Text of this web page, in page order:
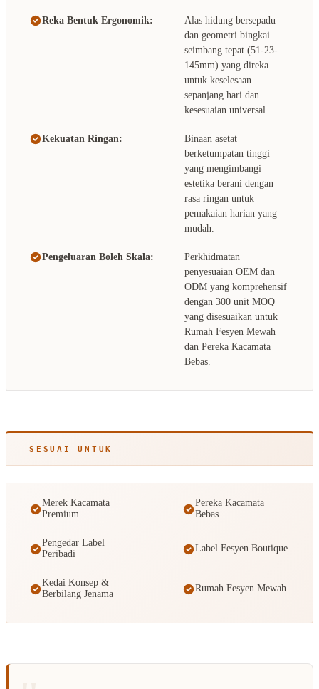
Reka Bentuk Ergonomik:
Alas hidung bersepadu
dan geometri bingkai
seimbang tepat (51-23-
145mm) yang direka
untuk keselesaan
sepanjang hari dan
kesesuaian universal.
Kekuatan Ringan:
Binaan asetat
berketumpatan tinggi
yang mengimbangi
estetika berani dengan
rasa ringan untuk
pemakaian harian yang
mudah.
Pengeluaran Boleh Skala:
Perkhidmatan
penyesuaian OEM dan
ODM yang komprehensif
dengan 300 unit MOQ
yang disesuaikan untuk
Rumah Fesyen Mewah
dan Pereka Kacamata
Bebas.
SESUAI UNTUK
Merek Kacamata
Premium
Pereka Kacamata
Bebas
Pengedar Label
Peribadi
Label Fesyen Boutique
Kedai Konsep &
Berbilang Jenama
Rumah Fesyen Mewah